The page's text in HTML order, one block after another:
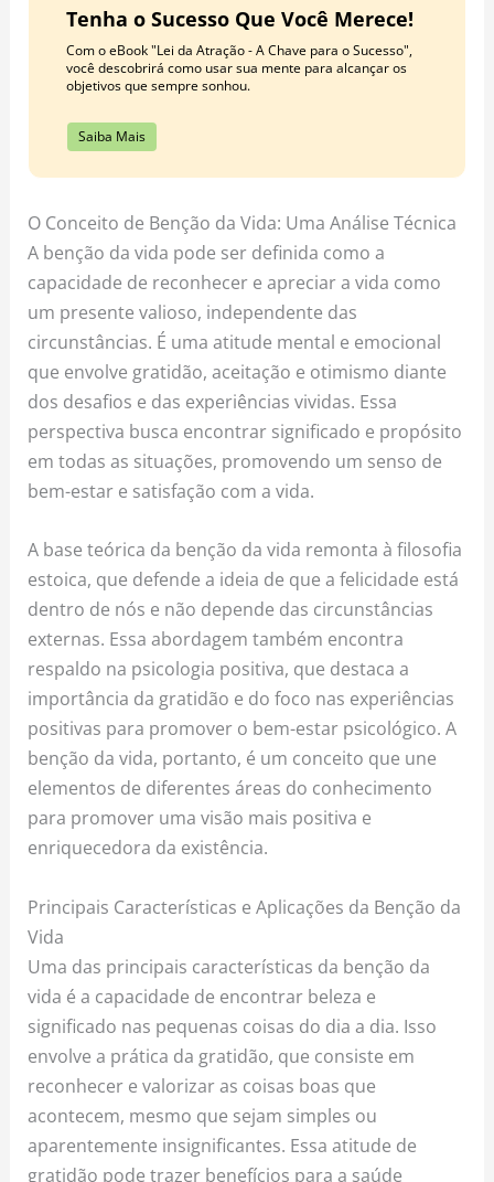
Tenha o Sucesso Que Você Merece!
Com o eBook "Lei da Atração - A Chave para o Sucesso",
você descobrirá como usar sua mente para alcançar os
objetivos que sempre sonhou.
Saiba Mais
O Conceito de Benção da Vida: Uma Análise Técnica
A benção da vida pode ser definida como a
capacidade de reconhecer e apreciar a vida como
um presente valioso, independente das
circunstâncias. É uma atitude mental e emocional
que envolve gratidão, aceitação e otimismo diante
dos desafios e das experiências vividas. Essa
perspectiva busca encontrar significado e propósito
em todas as situações, promovendo um senso de
bem-estar e satisfação com a vida.
A base teórica da benção da vida remonta à filosofia
estoica, que defende a ideia de que a felicidade está
dentro de nós e não depende das circunstâncias
externas. Essa abordagem também encontra
respaldo na psicologia positiva, que destaca a
importância da gratidão e do foco nas experiências
positivas para promover o bem-estar psicológico. A
benção da vida, portanto, é um conceito que une
elementos de diferentes áreas do conhecimento
para promover uma visão mais positiva e
enriquecedora da existência.
Principais Características e Aplicações da Benção da
Vida
Uma das principais características da benção da
vida é a capacidade de encontrar beleza e
significado nas pequenas coisas do dia a dia. Isso
envolve a prática da gratidão, que consiste em
reconhecer e valorizar as coisas boas que
acontecem, mesmo que sejam simples ou
aparentemente insignificantes. Essa atitude de
gratidão pode trazer benefícios para a saúde